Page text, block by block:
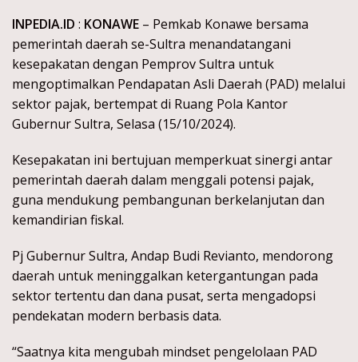
INPEDIA.ID : KONAWE – Pemkab Konawe bersama
pemerintah daerah se-Sultra menandatangani
kesepakatan dengan Pemprov Sultra untuk
mengoptimalkan Pendapatan Asli Daerah (PAD) melalui
sektor pajak, bertempat di Ruang Pola Kantor
Gubernur Sultra, Selasa (15/10/2024).
Kesepakatan ini bertujuan memperkuat sinergi antar
pemerintah daerah dalam menggali potensi pajak,
guna mendukung pembangunan berkelanjutan dan
kemandirian fiskal.
Pj Gubernur Sultra, Andap Budi Revianto, mendorong
daerah untuk meninggalkan ketergantungan pada
sektor tertentu dan dana pusat, serta mengadopsi
pendekatan modern berbasis data.
“Saatnya kita mengubah mindset pengelolaan PAD